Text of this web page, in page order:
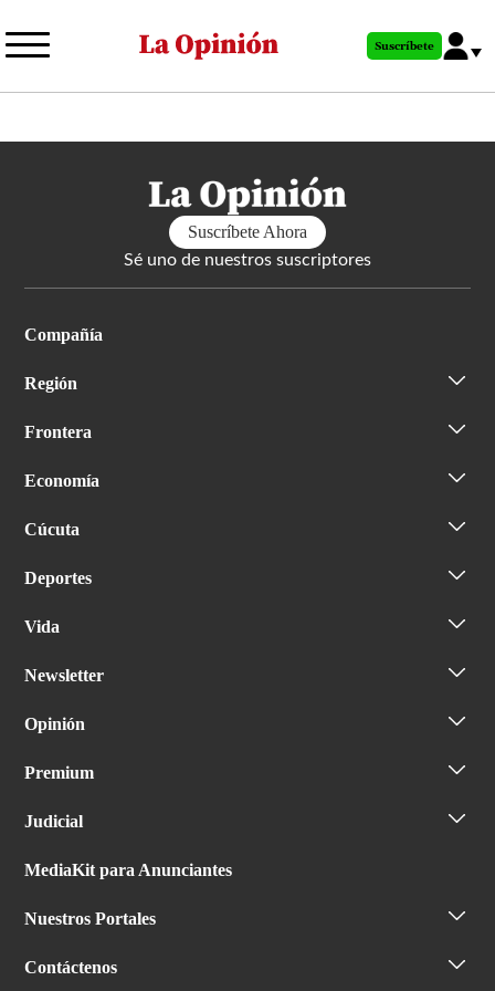
al
principal
Suscríbete
Suscríbete Ahora
Sé uno de nuestros suscriptores
Compañía
Región
Frontera
Economía
Cúcuta
Deportes
Vida
Newsletter
Opinión
Premium
Judicial
MediaKit para Anunciantes
Nuestros Portales
Contáctenos